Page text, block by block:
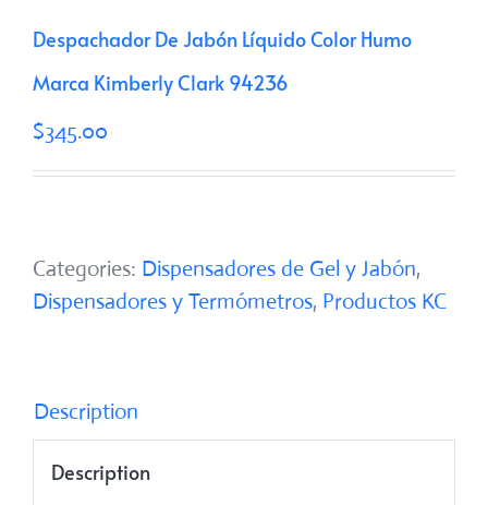
Despachador De Jabón Líquido Color Humo
Marca Kimberly Clark 94236
$345.00
Categories: Dispensadores de Gel y Jabón,
Dispensadores y Termómetros, Productos KC
Description
Description